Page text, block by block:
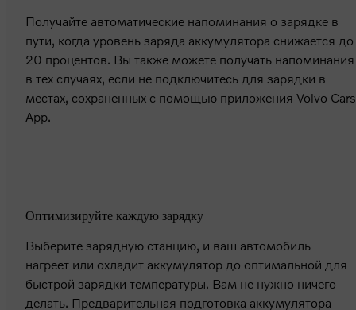
Получайте автоматические напоминания о зарядке в
пути, когда уровень заряда аккумулятора снижается до
20 процентов. Вы также можете получать напоминания
в тех случаях, если не подключитесь для зарядки в
местах, сохраненных с помощью приложения Volvo Cars
App.
Оптимизируйте каждую зарядку
Выберите зарядную станцию, и ваш автомобиль
нагреет или охладит аккумулятор до оптимальной для
быстрой зарядки температуры. Вам не нужно ничего
делать. Предварительная подготовка аккумулятора